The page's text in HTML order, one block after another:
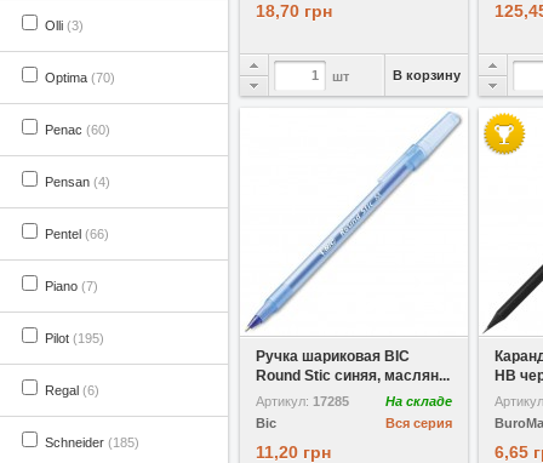
Olli (3)
Optima (70)
Penac (60)
Pensan (4)
Pentel (66)
Piano (7)
Pilot (195)
Regal (6)
Schneider (185)
18,70 грн
шт В корзину
Ручка шариковая BIC
Round Stic синяя, маслян...
Артикул: 17285
На складе
Вся серия
Bic
11,20 грн
HВ
6,65